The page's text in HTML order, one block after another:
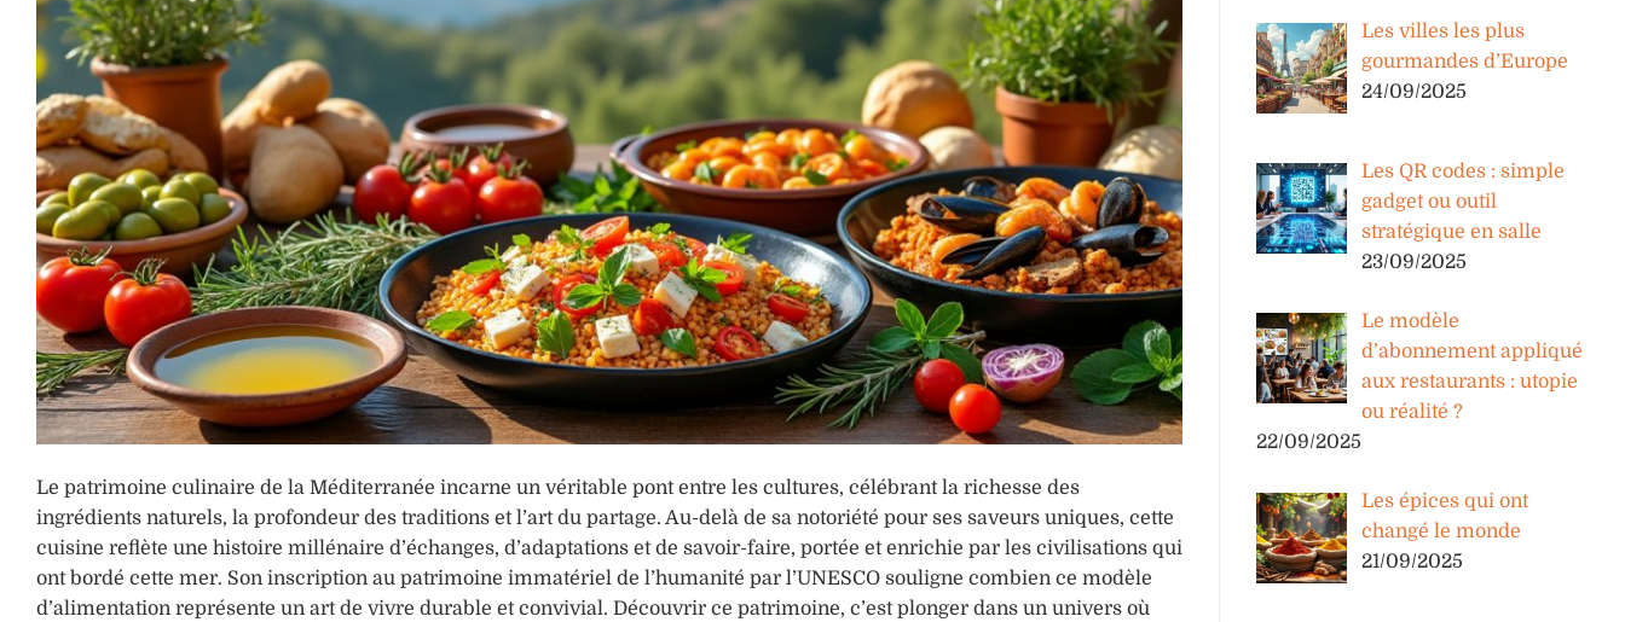
Le patrimoine culinaire de la Méditerranée incarne un véritable pont entre les cultures, célébrant la richesse des
ingrédients naturels, la profondeur des traditions et l’art du partage. Au-delà de sa notoriété pour ses saveurs uniques, cette
cuisine reflète une histoire millénaire d’échanges, d’adaptations et de savoir-faire, portée et enrichie par les civilisations qui
ont bordé cette mer. Son inscription au patrimoine immatériel de l’humanité par l’UNESCO souligne combien ce modèle
d’alimentation représente un art de vivre durable et convivial. Découvrir ce patrimoine, c’est plonger dans un univers où
Les villes les plus
gourmandes d’Europe
24/09/2025
Les QR codes : simple
gadget ou outil
stratégique en salle
23/09/2025
Le modèle
d’abonnement appliqué
aux restaurants : utopie
ou réalité ?
22/09/2025
Les épices qui ont
changé le monde
21/09/2025